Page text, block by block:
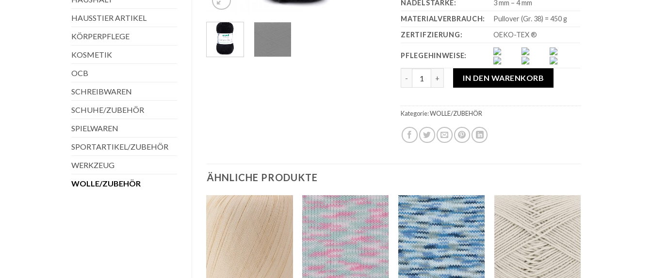
HAUSSTIER ARTIKEL
KÖRPERPFLEGE
KOSMETIK
OCB
SCHREIBWAREN
SCHUHE/ZUBEHÖR
SPIELWAREN
SPORTARTIKEL/ZUBEHÖR
WERKZEUG
WOLLE/ZUBEHÖR
NADELSTÄRKE:
3 mm – 4 mm
MATERIALVERBRAUCH:
Pullover (Gr. 38) = 450 g
ZERTIFZIERUNG:
OEKO-TEX ®
PFLEGEHINWEISE:
IN DEN WARENKORB
Kategorie:WOLLE/ZUBEHÖR
ÄHNLICHE PRODUKTE